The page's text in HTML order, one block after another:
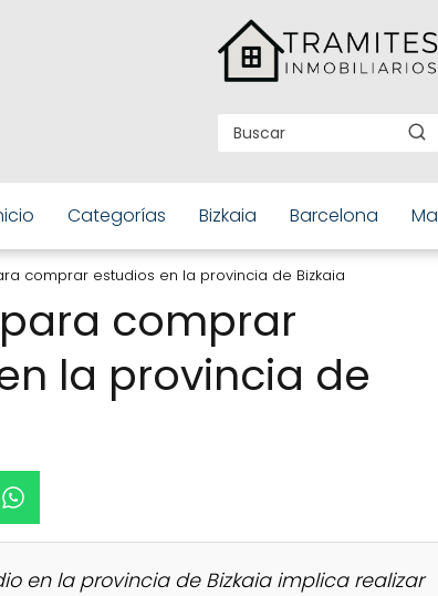
Categorías Bizkaia Barcelona
comprar estudios en la provincia de Bizkaia
comprar
la provincia de
en la provincia de Bizkaia implica realizar